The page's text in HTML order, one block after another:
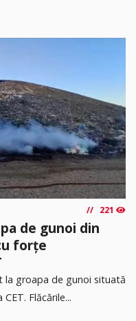
221
de gunoi din
forțe
la groapa de gunoi situată
Flăcările...